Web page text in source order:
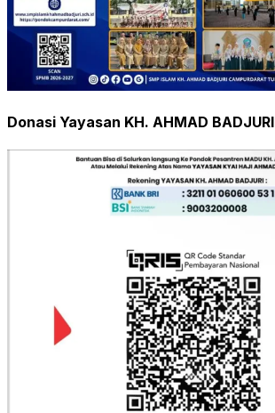
Donasi Yayasan KH. AHMAD BADJURI